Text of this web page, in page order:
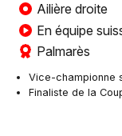
Ailière droite
En équipe
Palmarès
Vice-championne
Finaliste de la